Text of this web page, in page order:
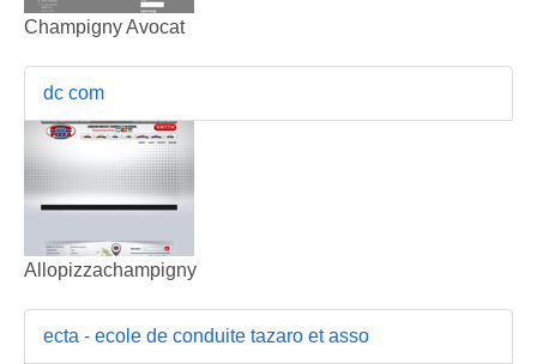
Champigny Avocat
dc com
Allopizzachampigny
ecta - ecole de conduite tazaro et asso